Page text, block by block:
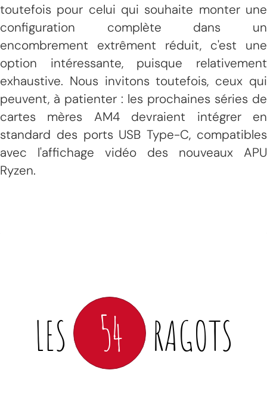
toutefois pour celui qui souhaite monter une
configuration complète dans un
encombrement extrêment réduit, c'est une
option intéressante, puisque relativement
exhaustive. Nous invitons toutefois, ceux qui
peuvent, à patienter : les prochaines séries de
cartes mères AM4 devraient intégrer en
standard des ports USB Type-C, compatibles
avec l'affichage vidéo des nouveaux APU
Ryzen.
LES 54 RAGOTS